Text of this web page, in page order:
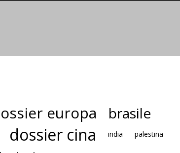
europa brasile
dossier cina india palestina